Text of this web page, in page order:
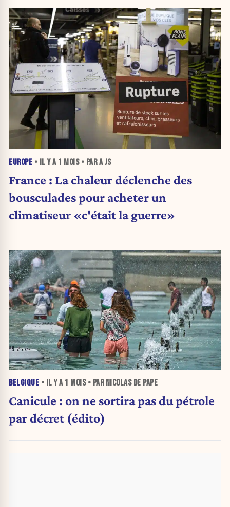
EUROPE • IL Y A 1 MOIS• PAR A JS
France : La chaleur déclenche des
bousculades pour acheter un
climatiseur «c'était la guerre»
BELGIQUE • IL Y A 1 MOIS• PAR NICOLAS DE PAPE
Canicule : on ne sortira pas du pétrole
par décret (édito)